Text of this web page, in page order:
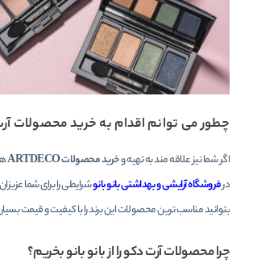
چطور می توانم اقدام به خرید محصولات
اگر شما نیز علاقه مند به تهیه وخرید محصولات ARTDECO
درفروشگاه آرایشی و بهداشتی بانو بانوشرایطی را برای شما
بتوانید مناسب ترین محصولات این برند را با کیفیت و قیمت
چرا محصولات آرت دکو را از بانو بانو بخریم؟